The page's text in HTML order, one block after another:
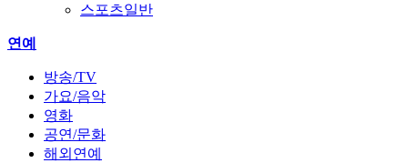
스포츠일반
연예
방송/TV
가요/음악
영화
공연/문화
해외연예